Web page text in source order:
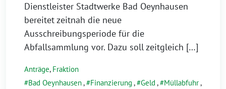
Dienstleister Stadtwerke Bad Oeynhausen
bereitet zeitnah die neue
Ausschreibungsperiode für die
Abfallsammlung vor. Dazu soll zeitgleich […]
Anträge, Fraktion
Bad Oeynhausen, Finanzierung , Geld , Müllabfuhr,